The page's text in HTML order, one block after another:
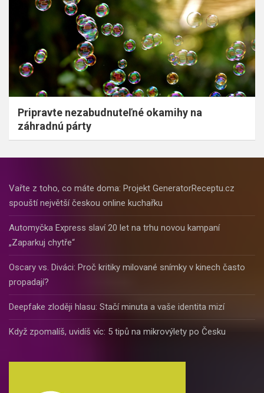
Pripravte nezabudnuteľné okamihy na
záhradnú párty
Vařte z toho, co máte doma: Projekt GeneratorReceptu.cz
spouští největší českou online kuchařku
Automyčka Express slaví 20 let na trhu novou kampaní
„Zaparkuj chytře“
Oscary vs. Diváci: Proč kritiky milované snímky v kinech často
propadají?
Deepfake zloději hlasu: Stačí minuta a vaše identita mizí
Když zpomalíš, uvidíš víc: 5 tipů na mikrovýlety po Česku